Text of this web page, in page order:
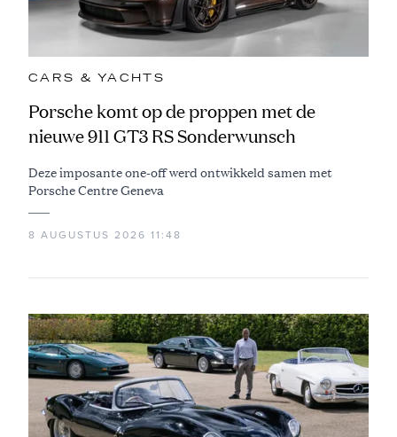
CARS & YACHTS
Porsche komt op de proppen met de
nieuwe 911 GT3 RS Sonderwunsch
Deze imposante one-off werd ontwikkeld samen met
Porsche Centre Geneva
8 AUGUSTUS 2026 11:48